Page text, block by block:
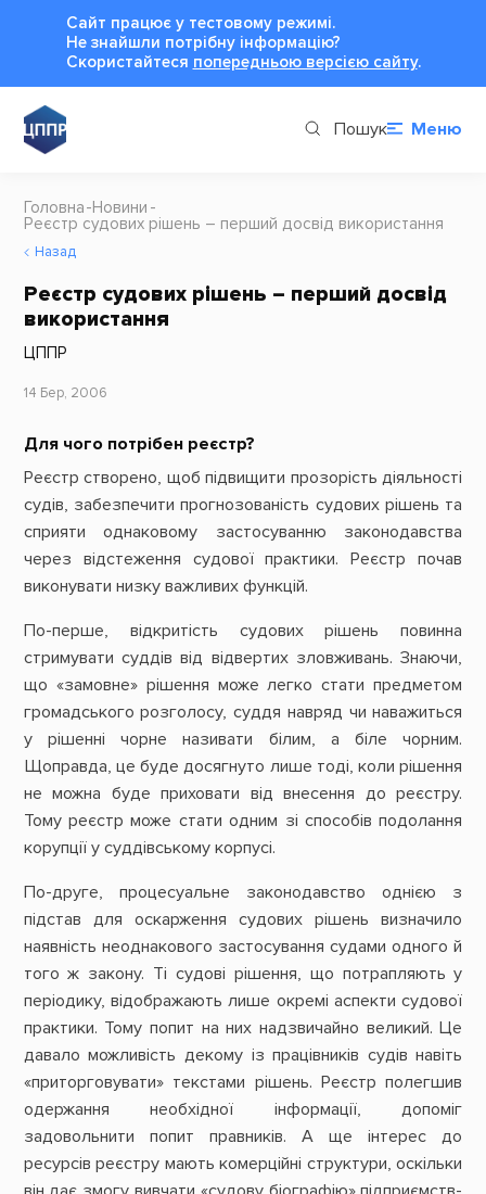
Сайт працює у тестовому режимі.
Не знайшли потрібну інформацію?
Cкористайтеся попередньою версією сайту.
Пошук Меню
Головна Новини
Реєстр судових рішень – перший досвід використання
Назад
Реєстр судових рішень – перший досвід
використання
ЦППР
14 Бер, 2006
Для чого потрібен реєстр?
Реєстр створено, щоб підвищити прозорість діяльності
судів, забезпечити прогнозованість судових рішень та
сприяти однаковому застосуванню законодавства
через відстеження судової практики. Реєстр почав
виконувати низку важливих функцій.
По-перше, відкритість судових рішень повинна
стримувати суддів від відвертих зловживань. Знаючи,
що «замовне» рішення може легко стати предметом
громадського розголосу, суддя навряд чи наважиться
у рішенні чорне називати білим, а біле чорним.
Щоправда, це буде досягнуто лише тоді, коли рішення
не можна буде приховати від внесення до реєстру.
Тому реєстр може стати одним зі способів подолання
корупції у суддівському корпусі.
По-друге, процесуальне законодавство однією з
підстав для оскарження судових рішень визначило
наявність неоднакового застосування судами одного й
того ж закону. Ті судові рішення, що потрапляють у
періодику, відображають лише окремі аспекти судової
практики. Тому попит на них надзвичайно великий. Це
давало можливість декому із працівників судів навіть
«приторговувати» текстами рішень. Реєстр полегшив
одержання необхідної інформації, допоміг
задовольнити попит правників. А ще інтерес до
ресурсів реєстру мають комерційні структури, оскільки